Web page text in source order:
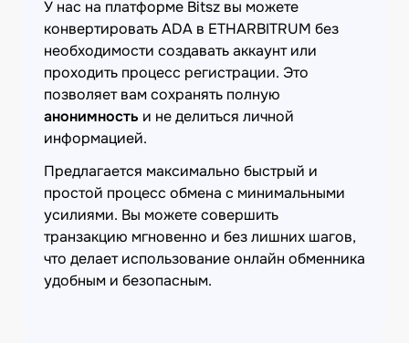
У нас на платформе Bitsz вы можете
конвертировать ADA в ETHARBITRUM без
необходимости создавать аккаунт или
проходить процесс регистрации. Это
позволяет вам сохранять полную
анонимность и не делиться личной
информацией.
Предлагается максимально быстрый и
простой процесс обмена с минимальными
усилиями. Вы можете совершить
транзакцию мгновенно и без лишних шагов,
что делает использование онлайн обменника
удобным и безопасным.